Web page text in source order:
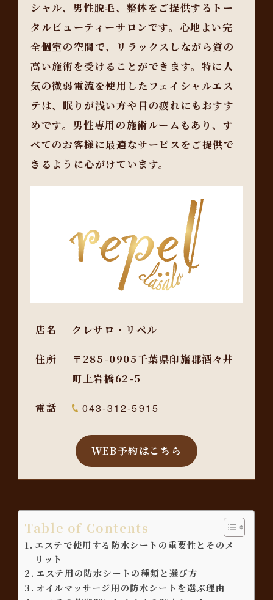
シャル、男性脱毛、整体をご提供するトー
タルビューティーサロンです。心地よい完
全個室の空間で、リラックスしながら質の
高い施術を受けることができます。特に人
気の微弱電流を使用したフェイシャルエス
テは、眠りが浅い方や目の疲れにもおすす
めです。男性専用の施術ルームもあり、す
べてのお客様に最適なサービスをご提供で
きるように心がけています。
店名 クレサロ・リペル
住所
〒285-0905千葉県印旛郡酒々井
町上岩橋62-5
電話 043-312-5915
WEB予約はこちら
Table of Contents
エステで使用する防水シートの重要性とそのメ
リット
エステ用の防水シートの種類と選び方
オイルマッサージ用の防水シートを選ぶ理由